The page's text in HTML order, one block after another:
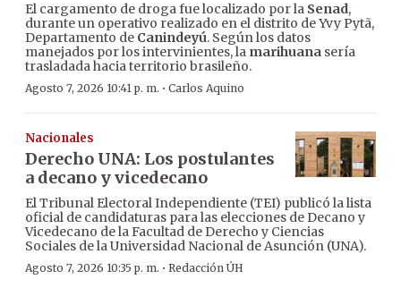
El cargamento de droga fue localizado por la Senad,
durante un operativo realizado en el distrito de Yvy Pytã,
Departamento de Canindeyú. Según los datos
manejados por los intervinientes, la marihuana sería
trasladada hacia territorio brasileño.
Agosto 7, 2026 10:41 p. m. · Carlos Aquino
Nacionales
Derecho UNA: Los postulantes
a decano y vicedecano
El Tribunal Electoral Independiente (TEI) publicó la lista
oficial de candidaturas para las elecciones de Decano y
Vicedecano de la Facultad de Derecho y Ciencias
Sociales de la Universidad Nacional de Asunción (UNA).
Agosto 7, 2026 10:35 p. m. · Redacción ÚH